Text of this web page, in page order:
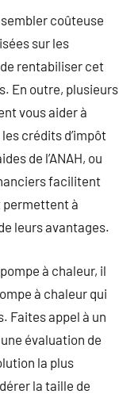
coûteuse
sur les
rentabiliser cet
En outre, plusieurs
vous aider à
crédits d’impôt
de l’ANAH, ou
facilitent
permettent à
leurs avantages.
à chaleur, il
à chaleur qui
Faites appel à un
évaluation de
la plus
la taille de